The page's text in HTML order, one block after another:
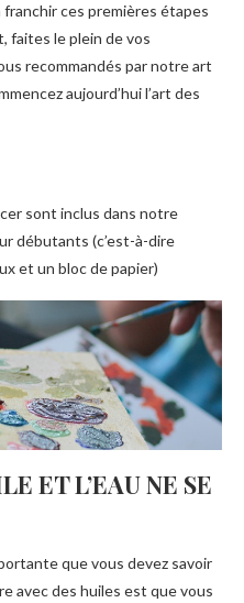
ces premières étapes
faites le plein de vos
recommandés par notre art
aujourd’hui l’art des
sont inclus dans notre
débutants (c’est-à-dire
et un bloc de papier)
ET L’EAU NE SE
que vous devez savoir
avec des huiles est que vous